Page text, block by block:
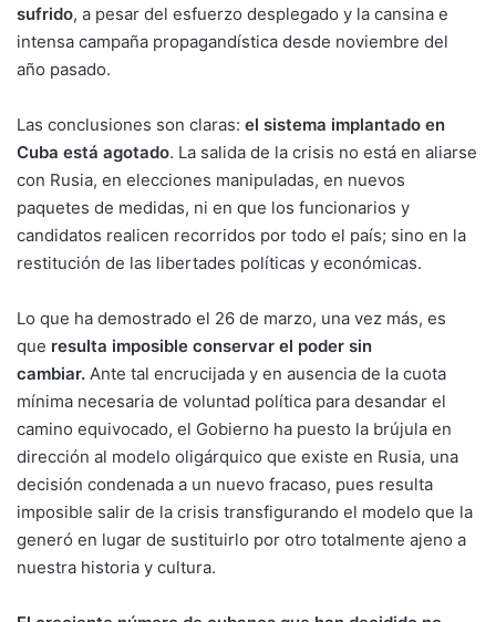
sufrido, a pesar del esfuerzo desplegado y la cansina e
intensa campaña propagandística desde noviembre del
año pasado.
Las conclusiones son claras: el sistema implantado en
Cuba está agotado. La salida de la crisis no está en aliarse
con Rusia, en elecciones manipuladas, en nuevos
paquetes de medidas, ni en que los funcionarios y
candidatos realicen recorridos por todo el país; sino en la
restitución de las libertades políticas y económicas.
Lo que ha demostrado el 26 de marzo, una vez más, es
que resulta imposible conservar el poder sin
cambiar. Ante tal encrucijada y en ausencia de la cuota
mínima necesaria de voluntad política para desandar el
camino equivocado, el Gobierno ha puesto la brújula en
dirección al modelo oligárquico que existe en Rusia, una
decisión condenada a un nuevo fracaso, pues resulta
imposible salir de la crisis transfigurando el modelo que la
generó en lugar de sustituirlo por otro totalmente ajeno a
nuestra historia y cultura.